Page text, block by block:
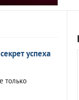
успеха
только